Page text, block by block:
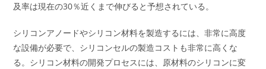
及率は現在の30％近くまで伸びると予想されている。
シリコンアノードやシリコン材料を製造するには、非常に高度
な設備が必要で、シリコンセルの製造コストも非常に高くな
る。シリコン材料の開発プロセスには、原材料のシリコンに変